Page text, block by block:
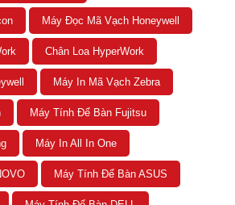
Máy Đọc Mã Vạch Honeywell
Chân Loa HyperWork
Máy In Mã Vạch Zebra
Máy Tính Để Bàn Fujitsu
Máy In All In One
Máy Tính Để Bàn ASUS